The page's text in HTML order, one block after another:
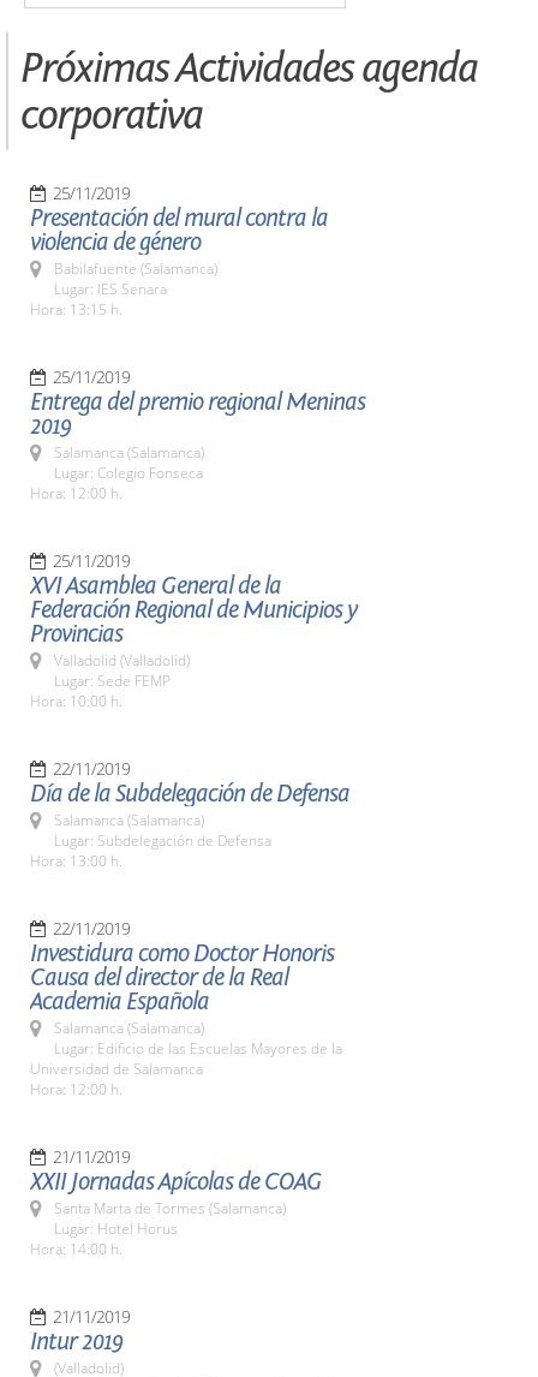
Próximas Actividades agenda
corporativa
25/11/2019
Presentación del mural contra la
violencia de género
Babilafuente (Salamanca)
Lugar: IES Senara
Hora: 13:15 h.
25/11/2019
Entrega del premio regional Meninas
2019
Salamanca (Salamanca)
Lugar: Colegio Fonseca
Hora: 12:00 h.
25/11/2019
XVI Asamblea General de la
Federación Regional de Municipios y
Provincias
Valladolid (Valladolid)
Lugar: Sede FEMP
Hora: 10:00 h.
22/11/2019
Día de la Subdelegación de Defensa
Salamanca (Salamanca)
Lugar: Subdelegación de Defensa
Hora: 13:00 h.
22/11/2019
Investidura como Doctor Honoris
Causa del director de la Real
Academia Española
Salamanca (Salamanca)
Lugar: Edificio de las Escuelas Mayores de la
Universidad de Salamanca
Hora: 12:00 h.
21/11/2019
XXII Jornadas Apícolas de COAG
Santa Marta de Tormes (Salamanca)
Lugar: Hotel Horus
Hora: 14:00 h.
21/11/2019
Intur 2019
(Valladolid)